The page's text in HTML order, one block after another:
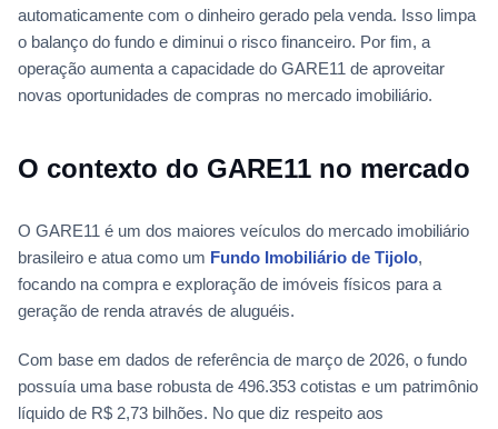
automaticamente com o dinheiro gerado pela venda. Isso limpa
o balanço do fundo e diminui o risco financeiro. Por fim, a
operação aumenta a capacidade do GARE11 de aproveitar
novas oportunidades de compras no mercado imobiliário.
O contexto do GARE11 no mercado
O GARE11 é um dos maiores veículos do mercado imobiliário
brasileiro e atua como um Fundo Imobiliário de Tijolo,
focando na compra e exploração de imóveis físicos para a
geração de renda através de aluguéis.
Com base em dados de referência de março de 2026, o fundo
possuía uma base robusta de 496.353 cotistas e um patrimônio
líquido de R$ 2,73 bilhões. No que diz respeito aos